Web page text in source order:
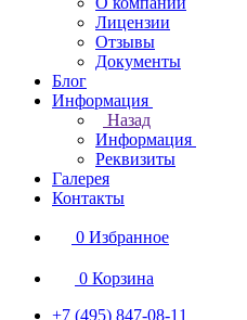
Лицензии
Отзывы
Документы
Блог
Информация
Назад
Информация
Реквизиты
Галерея
Контакты
0 Избранное
0 Корзина
+7 (495) 847-08-11